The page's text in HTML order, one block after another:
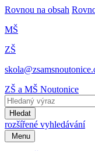
Rovnou na obsah
MŠ
ZŠ
ZŠ a MŠ Noutonice
Hledat
rozšířené vyhledávání
Menu